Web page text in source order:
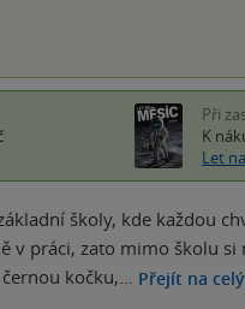
Při
K
Let
školy, kde každou
v práci, zato mimo školu
kočku,… Přejít na